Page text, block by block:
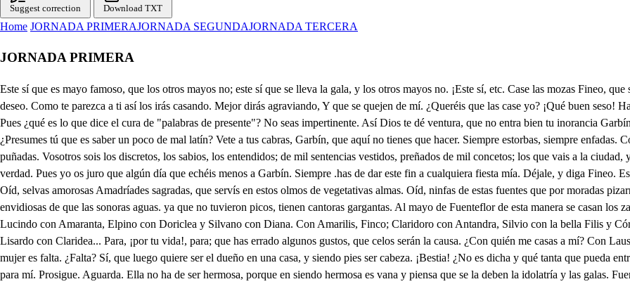
Suggest correction Download TXT
Home JORNADA PRIMERAJORNADA SEGUNDAJORNADA TERCERA
JORNADA PRIMERA
Este sí que es mayo famoso, que los otros mayos no; este sí que se lleva la gala, y los otros mayos no. ¡Este sí, etc. Case las mozas Fineo, que sabe los nombres bien. Muy .bien dices, si tan bien supiese el mismo deseo. Como te parezca a ti así los irás casando. Mejor dirás agraviando, Y que se quejen de mí. ¿Queréis que las case yo? ¡Qué buen seso! Hasta casar de palabras ¿puedo errar? Pues ¿no está en palabras? No. Pues ¿qué es lo que dice el cura de "palabras de presente"? No seas impertinente. Así Dios te dé ventura, que no entra bien tu inorancia Garbín, en cosas de veras. Así, Lisardo, supieras como yo las de importancia. ¿Presumes tú que es saber un poco de mal latín? Vete a tus cabras, Garbín, que aquí no tienes que hacer. Siempre estorbas, siempre enfadas. Córrome de que yo sea siempre el barro del aldea, con quien andáis a puñadas. Vosotros sois los discretos, los sabios, los entendidos; de mil sentencias vestidos, preñados de mil concetos; los que vais a la ciudad, y de librillos cargados andáis siempre embelesados entre mentira y verdad. Pues yo os juro que algún día que echéis menos a Garbín. Siempre .has de dar este fin a cualquiera fiesta mía. Déjale, y diga Fineo. Escritos traigo, a la he, los nombres. Dilos. Diré lo que osedes a deseo. Oíd, selvas amorosas Amadríades sagradas, que servís en estos olmos de vegetativas almas. Oíd, ninfas de estas fuentes que por moradas pizarras formáis hidraules, haciendo de sus arroyuelos flautas. Oíd, aves envidiosas de que las sonoras aguas. ya que no tuvieron picos, tienen cantoras gargantas. Al mayo de Fuenteflor de esta manera se casan los zagales más briosos y las más bellas zagalas : Aliso con Felismena, Lucindo con Amaranta, Elpino con Doriclea y Silvano con Diana. Con Amarilis, Finco; Claridoro con Antandra, Silvio con la bella Filis y Córidon con Castalia, Enarato con Clarinda, Floripino con Silvana, Lisardo con Claridea... Para, ¡por tu vida!, para; que has errado algunos gustos, que celos serán la causa. ¿Con quién me casas a mí? Con Lausa. No quiero a Lausa. ¿Por qué? Porque es muy discreta, que en propia mujer es falta. ¿Falta? Sí, que luego quiere ser el dueño en una casa, y siendo pies ser cabeza. ¡Bestia! ¿No es dicha y qué tanta que pueda entrar a la parte del gobierno? No me agrada. De esta manera ha de ser para mí. Prosigue. Aguarda. Ella no ha de ser hermosa, porque en siendo hermosa es vana y piensa que se la deben la idolatría y las galas. Fuera de que si una cosa es de muchos codiciada, a pellizcos se madura como la fruta temprana. Que tenga buen parecer para mujer propia basta, por que ponga en diligencias lo que le falta de gracias. Con mediano entendimiento la quiero, por que no haga cosa sin licencia mía. No tan fértil que me para cada año, ni tan estéril que sirva de calabaza que se secan, ya me entiendes, las pepitas en la panza. No ha de haber querido a nadie, que esto de amores y cartas. como hace después cosquillas, algunas veces se rasca. Limpia ha de ser lo primero, que mujer de espesas ramas no es mujer, sino morcilla, cebollas y sangre atada. A una pastora antiyer vi el pescuezo, por desgracia, como corteza de queso negro y labrado de rayas. Pero no tan limpia sea que jabone el manto y salga del límite de ser limpia y al de melindrosa vaya. Una mujer con melindres váyase a un torno o sentada sobre seis cojines diga Ha de tener grandes pies. Calla, que eres necio, calla. ¿Grandes pies una mujer? Tú que con los libros andas, ¿por qué el pirámide es firme? Porque asienta en grande basa Luego una mujer que tiene grandes los pies, cosa es clara que tendrá para ser firme más fuerte y segura planta. Los pies pequeños mil veces quieren ser vistos y es causa de que con pequeño golpe todo el edificio caiga. Ha de tener... No tendrá más ventajas ni más tachas. Dejaros aquí, Garbín. Ahora bien, esta es la casa o el castillo del señor de aquesta hacienda que labra mi padre. Aquí está Jacinta, su hija; aquí el sol, el alba, las musas, la bizarrías, la discreción, la alabanza, la dulzura de los ojos; aquí el mayo, pues es maya del mes, del año y del cielo, se ponga; aquí, Tirso, planta laurel, obleas y flores, que desde sus rejas altas saldrá el alba, el cielo, el sol, la maya a quien celebraban los antiguos, aunque sea atrevimiento. No hagas alguna cosa, Lisardo, con que se enoje; y pues guardas ovejas, ¿dónde caminas a servir tan nobles damas? Este mayo es de Amarilis, para su puerta y ventana crio laureles el bosque, la vega espigas doradas; donde se hicieron oblías bastardo fruto en sus ramas; la primavera dio flores para Amarilis; no iguala Amarilis a Jacinta en sangre, mas la ventaja que le hace en hermosura y en gracias... Amas y alabas. Yo no amo, que Jacinta, hija de mi amo, es ama, y no dama, que este nombre quien ama aquí en ama le ama, y él se ha de poner aquí, p sobre eso... ¿Cómo? Aparta; deja el mayo. ¿Qué es dejarle, como no dejare el alma? ¿Qué es esto? ¿Qué puede ser, sino defender tu honor? ¿Mi honor? No con el rigor que se pudiera ofender, que no hubiera atrevimiento en la más infame lengua; pero de tu honor es mengua y sobra de loco intento que el mayo que los pastores han hecho este mayo tenga otro dueño ni a honrar venga otro dueño con sus flores para quien el bosque dio hoy su florida librea, que son esos pies, por quien tiene flores la ribera de este río. No pudiera nadie obligar mi desdén como tú, loco Lisardo. Lleva a Amarilis, Fineo, el mayo. Tu honor deseo, pero en estilo gallardo, al uso de la ciudad; sirviendo damas, jugando cañas, no al bosque robando flores con tanta humildad. Sírvate el señor a ti con el vestido galán, en el caballo alazán, acicate y borceguí. Ábrase por los ijares, convierta en fuego las piedras, formen a la puerta altares de una rústica aldeana. Yo voy, y el mayo pondré con tu licencia y daré al sol más clara mañana. ¿Qué has hecho? ¿Ya no lo ves? No lo veo, aunque lo creo, que premiar así un deseo gran rigor, señora, es. Quiero yo con mi humildad y con las sencillas flores que han cortado los pastores en esta serenidad adornar esos balcones de tu casa y de tu puerta, a mis desdichas abierta y cerrada a mis razones, y permites que un villano aqueste premio me quite para que yo solicite mis pensamientos en vano. Quiero yo que los laureles adornen lintel y jambas de tu puerta, pues a entrambas dar flores y auroras sueles. Quiero yo adornar tus rejas de flores esta mañana. y una rústica villana que goce tus prendas dejas. Basta; yo haré que en lugar de flores, cuelgue en tus rejas Ifis con las mismas quejas, para que te venga a dar el mundo las maldiciones de Anajarte... Espera un poco. ¿Qué puede esperar un loco entre tantas